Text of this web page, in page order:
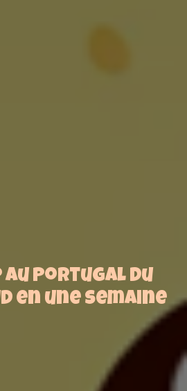
au Portugal du
en une semaine